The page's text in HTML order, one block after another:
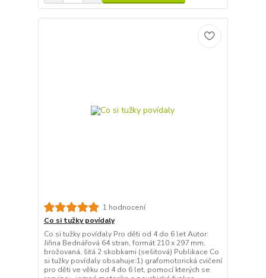
1 hodnocení
Co si tužky povídaly
Co si tužky povídaly Pro děti od 4 do 6 let Autor:
Jiřina Bednářová 64 stran, formát 210 x 297 mm,
brožovaná, šitá 2 skobkami (sešitová) Publikace Co
si tužky povídaly obsahuje:1) grafomotorická cvičení
pro děti ve věku od 4 do 6 let, pomocí kterých se